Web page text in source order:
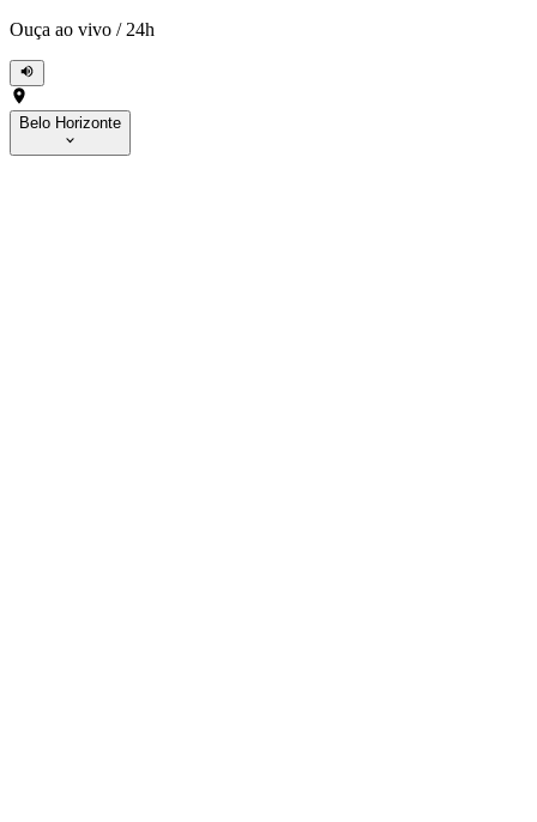
Ouça ao vivo / 24h
Belo Horizonte